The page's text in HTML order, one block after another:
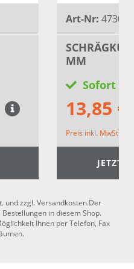
Art-Nr: 47305V
MM
Sofort
13,85 €
Preis inkl. MwSt*
JETZT
und zzgl. Versandkosten.Der
in diesem Shop.
Ihnen per Telefon, Fax